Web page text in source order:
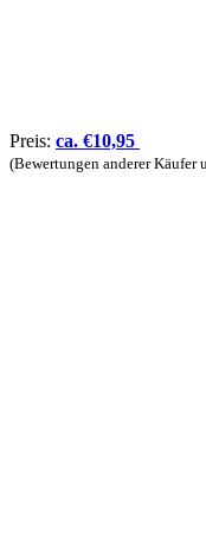
Preis: ca. €10,95
(Bewertungen anderer Käufer